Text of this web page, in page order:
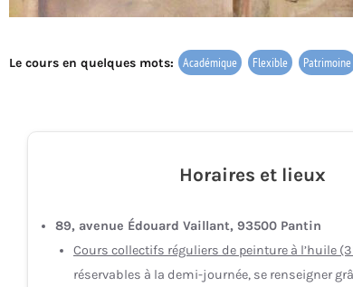
Le cours en quelques mots: Académique Flexible Patrimoine
Horaires et lieux
89, avenue Édouard Vaillant, 93500 Pantin
Cours collectifs réguliers de peinture à l’huile
réservables à la demi-journée, se renseigner